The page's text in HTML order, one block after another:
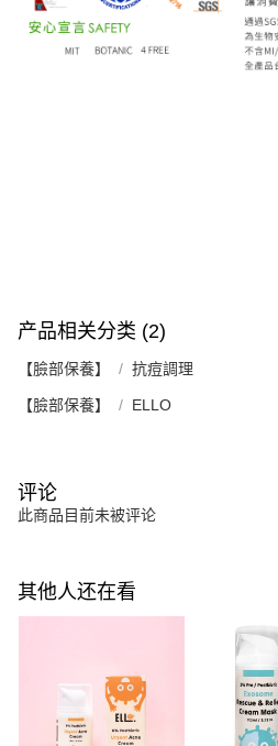
产品相关分类 (2)
【臉部保養】 抗痘調理
【臉部保養】 ELLO
评论
此商品目前未被评论
其他人还在看